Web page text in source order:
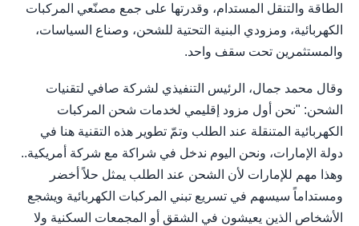
الطاقة والتنقل المستدام، وقدرتها على جمع مصنّعي المركبات
الكهربائية، ومزودي البنية التحتية للشحن، وصناع السياسات،
والمستثمرين تحت سقف واحد.
وقال محمد جمال، الرئيس التنفيذي لشركة صافي لتقنيات
الشحن: "نحن أول مزود إقليمي لخدمات شحن المركبات
الكهربائية المتنقلة عند الطلب وتمّ تطوير هذه التقنية هنا في
دولة الإمارات، ونحن اليوم ندخل في شراكة مع شركة أمريكية..
وهذا مهم للإمارات لأن الشحن عند الطلب يمثل حلاً أخضر
ومستداماً سيسهم في تسريع تبني المركبات الكهربائية ويشجع
الأشخاص الذين يعيشون في الشقق أو المجمعات السكنية ولا